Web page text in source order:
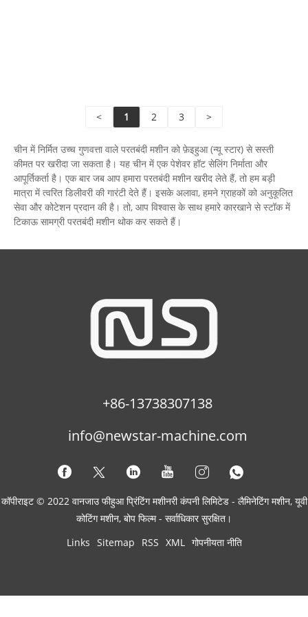
< 1 2 3 >
चीन में निर्मित उच्च गुणवत्ता वाले परतबंदी मशीन को फ़ेइहुआ (न्यू स्टार) से सस्ती
कीमत पर खरीदा जा सकता है। यह चीन में एक पेशेवर हॉट सेलिंग निर्माता और
आपूर्तिकर्ता है। एक बार जब आप हमारा परतबंदी मशीन खरीद लेते हैं, तो हम बड़ी
मात्रा में त्वरित डिलीवरी की गारंटी देते हैं। इसके अलावा, हमने ग्राहकों को अनुकूलित
सेवा और कोटेशन प्रदान की है। तो, आप विश्वास के साथ हमारे कारखाने से स्टॉक में
टिकाऊ सामग्री परतबंदी मशीन थोक कर सकते हैं।
+86-13738307138
info@newstar-machine.com
कॉपीराइट © 2022 वानजाउ फीहुआ प्रिंटिंग मशीनरी कंपनी लिमिटेड - लैमिनेटिंग मशीन, यूवी
कोटिंग मशीन, बोप फिल्म - सर्वाधिकार सुरक्षित।
Links Sitemap RSS XML गोपनीयता नीति